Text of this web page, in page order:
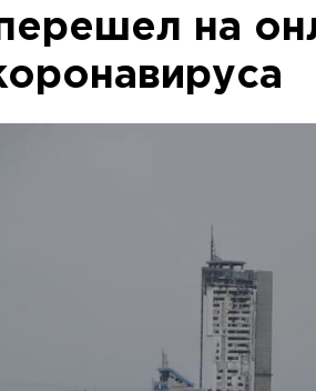
на